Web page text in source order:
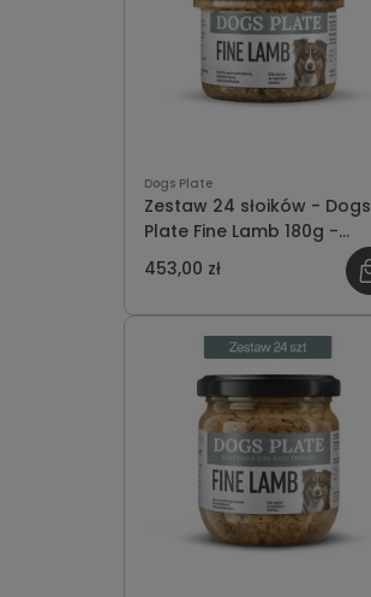
Dogs Plate
Zestaw 24 słoików - Dogs
Plate Fine Lamb 180g -
oszczędzasz 51 PLN
453,00 zł